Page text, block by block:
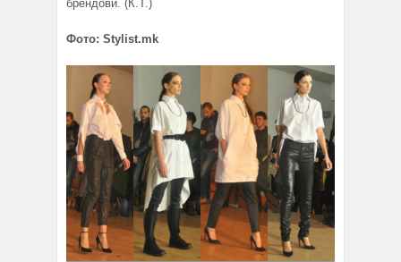
брендови. (К.Т.)
Фото: Stylist.mk